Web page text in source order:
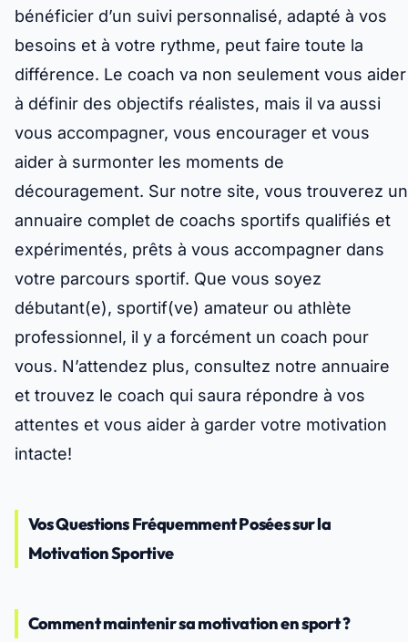
bénéficier d’un suivi personnalisé, adapté à vos
besoins et à votre rythme, peut faire toute la
différence. Le coach va non seulement vous aider
à définir des objectifs réalistes, mais il va aussi
vous accompagner, vous encourager et vous
aider à surmonter les moments de
découragement. Sur notre site, vous trouverez un
annuaire complet de coachs sportifs qualifiés et
expérimentés, prêts à vous accompagner dans
votre parcours sportif. Que vous soyez
débutant(e), sportif(ve) amateur ou athlète
professionnel, il y a forcément un coach pour
vous. N’attendez plus, consultez notre annuaire
et trouvez le coach qui saura répondre à vos
attentes et vous aider à garder votre motivation
intacte!
Vos Questions Fréquemment Posées sur la
Motivation Sportive
Comment maintenir sa motivation en sport ?